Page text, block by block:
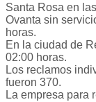
Santa Rosa en
Ovanta sin
horas.
En la ciudad de
02:00 horas.
Los reclamos
fueron 370.
La empresa para